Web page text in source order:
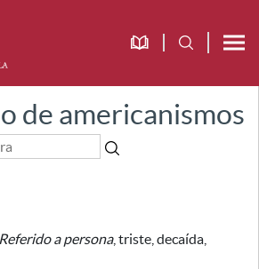
de americanismos
Referido a persona, triste, decaída,